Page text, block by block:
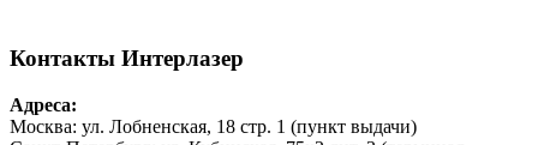
Контакты Интерлазер
Адреса:
Москва: ул. Лобненская, 18 стр. 1 (пункт выдачи)